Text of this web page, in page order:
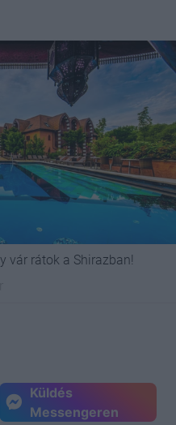
vár rátok a Shirazban!
Küldés
Messengeren